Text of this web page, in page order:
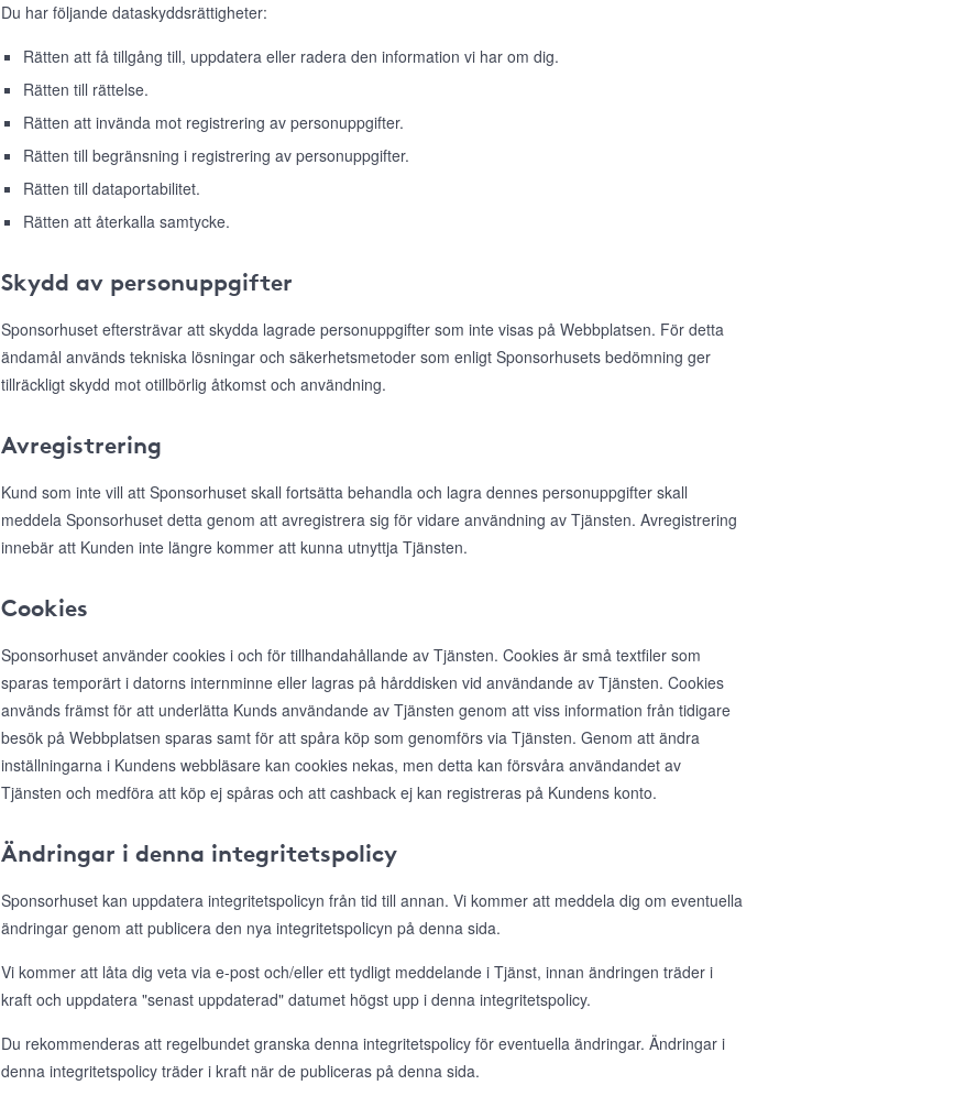
Du har följande dataskyddsrättigheter:
Rätten att få tillgång till, uppdatera eller radera den information vi har om dig.
Rätten till rättelse.
Rätten att invända mot registrering av personuppgifter.
Rätten till begränsning i registrering av personuppgifter.
Rätten till dataportabilitet.
Rätten att återkalla samtycke.
Skydd av personuppgifter
Sponsorhuset eftersträvar att skydda lagrade personuppgifter som inte visas på Webbplatsen. För detta
ändamål används tekniska lösningar och säkerhetsmetoder som enligt Sponsorhusets bedömning ger
tillräckligt skydd mot otillbörlig åtkomst och användning.
Avregistrering
Kund som inte vill att Sponsorhuset skall fortsätta behandla och lagra dennes personuppgifter skall
meddela Sponsorhuset detta genom att avregistrera sig för vidare användning av Tjänsten. Avregistrering
innebär att Kunden inte längre kommer att kunna utnyttja Tjänsten.
Cookies
Sponsorhuset använder cookies i och för tillhandahållande av Tjänsten. Cookies är små textfiler som
sparas temporärt i datorns internminne eller lagras på hårddisken vid användande av Tjänsten. Cookies
används främst för att underlätta Kunds användande av Tjänsten genom att viss information från tidigare
besök på Webbplatsen sparas samt för att spåra köp som genomförs via Tjänsten. Genom att ändra
inställningarna i Kundens webbläsare kan cookies nekas, men detta kan försvåra användandet av
Tjänsten och medföra att köp ej spåras och att cashback ej kan registreras på Kundens konto.
Ändringar i denna integritetspolicy
Sponsorhuset kan uppdatera integritetspolicyn från tid till annan. Vi kommer att meddela dig om eventuella
ändringar genom att publicera den nya integritetspolicyn på denna sida.
Vi kommer att låta dig veta via e-post och/eller ett tydligt meddelande i Tjänst, innan ändringen träder i
kraft och uppdatera "senast uppdaterad" datumet högst upp i denna integritetspolicy.
Du rekommenderas att regelbundet granska denna integritetspolicy för eventuella ändringar. Ändringar i
denna integritetspolicy träder i kraft när de publiceras på denna sida.